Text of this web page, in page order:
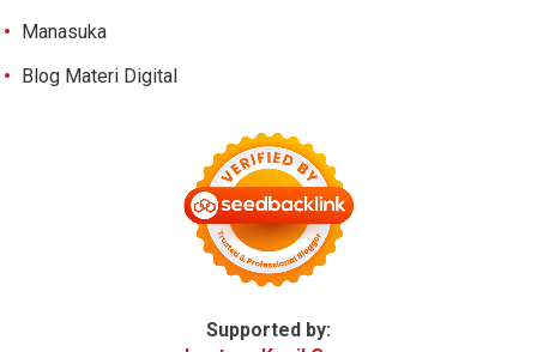
Manasuka
Blog Materi Digital
Supported by: